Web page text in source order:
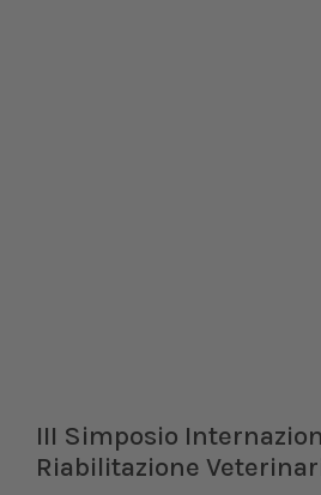
III Simposio
Riabilitazione